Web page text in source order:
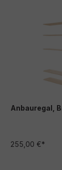
Anbauregal,
255,00 €*